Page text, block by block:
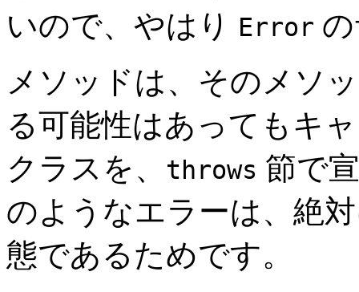
いので、やはり
Error
メソッドは、そのメソ
る可能性はあってもキ
クラスを、
throws 節で
のようなエラーは、絶
態であるためです。